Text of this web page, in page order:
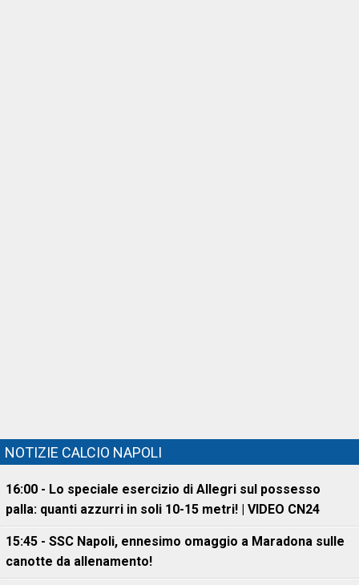
NOTIZIE CALCIO NAPOLI
16:00 - Lo speciale esercizio di Allegri sul possesso
palla: quanti azzurri in soli 10-15 metri! | VIDEO CN24
15:45 - SSC Napoli, ennesimo omaggio a Maradona sulle
canotte da allenamento!